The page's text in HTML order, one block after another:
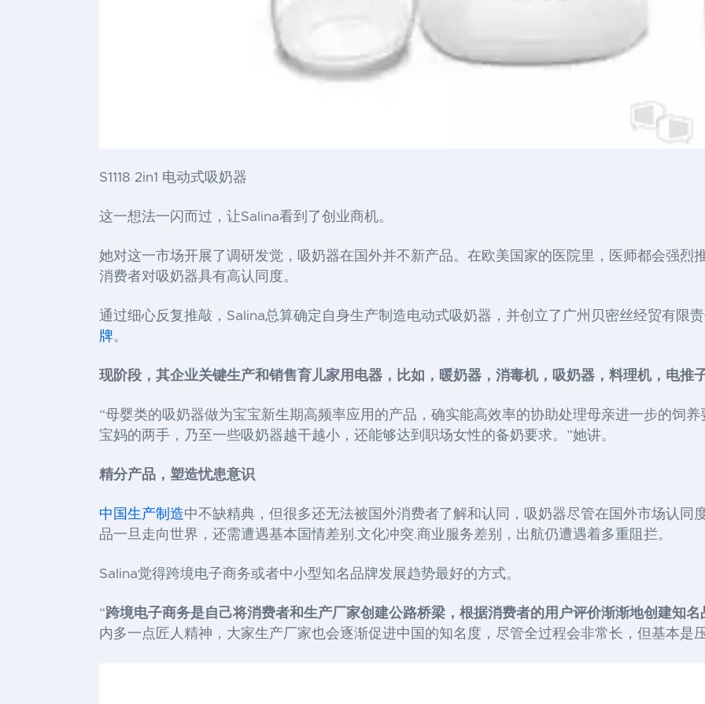
S1118 2in1 电动式吸奶器
这一想法一闪而过，让Salina看到了创业商机。
她对这一市场开展了调研发觉，吸奶器在国外并不新产品。在欧美国家的医院里，医师都会强烈
消费者对吸奶器具有高认同度。
通过细心反复推敲，Salina总算确定自身生产制造电动式吸奶器，并创立了广州贝密丝经贸有限
牌。
现阶段，其企业关键生产和销售育儿家用电器，比如，暖奶器，消毒机，吸奶器，料理机，电推
“母婴类的吸奶器做为宝宝新生期高频率应用的产品，确实能高效率的协助处理母亲进一步的饲
宝妈的两手，乃至一些吸奶器越干越小，还能够达到职场女性的备奶要求。”她讲。
精分产品，塑造忧患意识
中国生产制造中不缺精典，但很多还无法被国外消费者了解和认同，吸奶器尽管在国外市场认同
品一旦走向世界，还需遭遇基本国情差别.文化冲突.商业服务差别，出航仍遭遇着多重阻拦。
Salina觉得跨境电子商务或者中小型知名品牌发展趋势最好的方式。
“跨境电子商务是自己将消费者和生产厂家创建公路桥梁，根据消费者的用户评价渐渐地创建知名
内多一点匠人精神，大家生产厂家也会逐渐促进中国的知名度，尽管全过程会非常长，但基本是